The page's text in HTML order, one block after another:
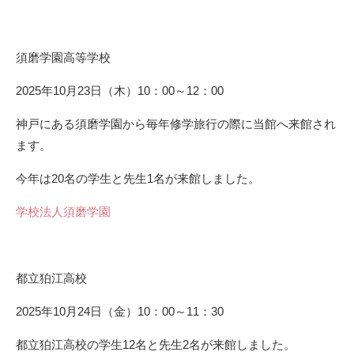
須磨学園高等学校
2025年10月23日（木）10：00～12：00
神戸にある須磨学園から毎年修学旅行の際に当館へ来館され
ます。
今年は20名の学生と先生1名が来館しました。
学校法人須磨学園
都立狛江高校
2025年10月24日（金）10：00～11：30
都立狛江高校の学生12名と先生2名が来館しました。